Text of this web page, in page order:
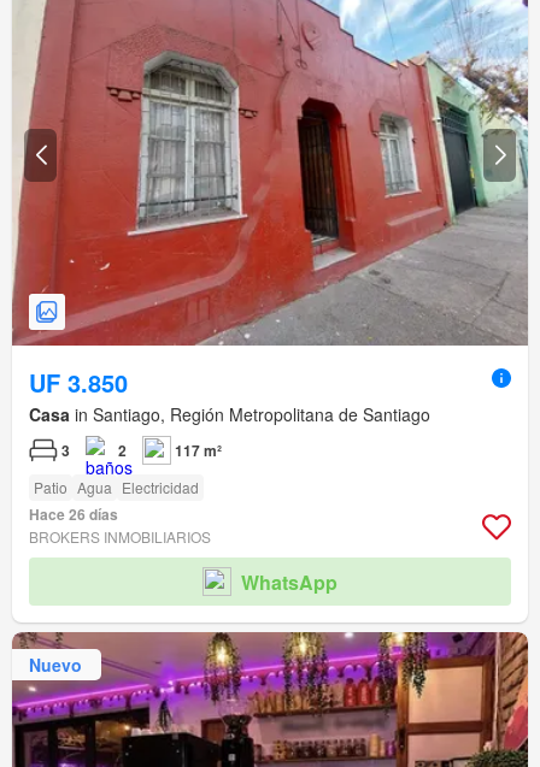
UF 3.850
Casa in Santiago, Región Metropolitana de Santiago
3 2 117 m²
Patio Agua Electricidad
Hace 26 días
BROKERS INMOBILIARIOS
WhatsApp
Nuevo